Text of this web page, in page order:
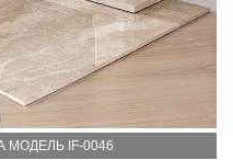
МОДЕЛЬ IF-0046